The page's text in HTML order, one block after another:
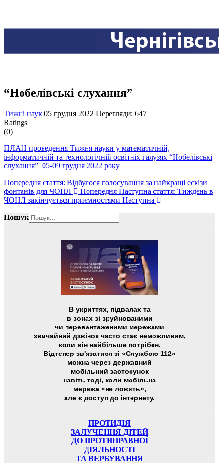
“Нобелівські слухання”
Тижні наук 05 грудня 2022 Перегляди: 647
Ratings
(0)
ПЛАН проведення Тижня науки у математичній,
інформатичній та технологічній освітніх галузях “Нобелівські
слухання” 05-09 грудня 2022 року
Попередня стаття: Відбулося голосування за найкращі ескізи
фонтанів для ЧОНЛ
Попередня Наступна стаття: Тиждень в
ЧОНЛ закінчується приємностями Наступна
Пошук
В укриттях, підвалах та
в зонах зі зруйнованими
чи перевантаженими мережами
звичайний дзвінок часто стає неможливим,
коли він найбільше потрібен.
Відтепер зв'язатися зі «Службою 112»
можна через державний
мобільний застосунок
навіть тоді, коли мобільна
мережа «не ловить»,
але є доступ до інтернету.
ПРОТИДІЯ
ЗАЛУЧЕННЯ ДІТЕЙ
ДО ПРОТИПРАВНОЇ
ДІЯЛЬНОСТІ
ТА ВЕРБУВАННЯ